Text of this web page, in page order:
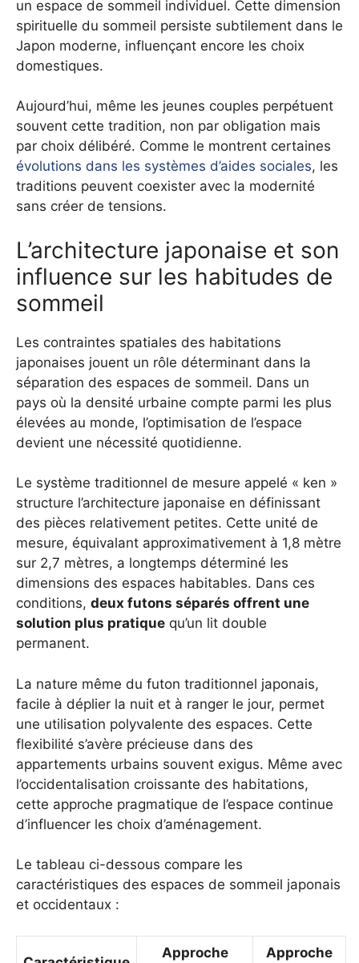
un espace de sommeil individuel. Cette dimension
spirituelle du sommeil persiste subtilement dans le
Japon moderne, influençant encore les choix
domestiques.
Aujourd’hui, même les jeunes couples perpétuent
souvent cette tradition, non par obligation mais
par choix délibéré. Comme le montrent certaines
évolutions dans les systèmes d’aides sociales, les
traditions peuvent coexister avec la modernité
sans créer de tensions.
L’architecture japonaise et son
influence sur les habitudes de
sommeil
Les contraintes spatiales des habitations
japonaises jouent un rôle déterminant dans la
séparation des espaces de sommeil. Dans un
pays où la densité urbaine compte parmi les plus
élevées au monde, l’optimisation de l’espace
devient une nécessité quotidienne.
Le système traditionnel de mesure appelé « ken »
structure l’architecture japonaise en définissant
des pièces relativement petites. Cette unité de
mesure, équivalant approximativement à 1,8 mètre
sur 2,7 mètres, a longtemps déterminé les
dimensions des espaces habitables. Dans ces
conditions, deux futons séparés offrent une
solution plus pratique qu’un lit double
permanent.
La nature même du futon traditionnel japonais,
facile à déplier la nuit et à ranger le jour, permet
une utilisation polyvalente des espaces. Cette
flexibilité s’avère précieuse dans des
appartements urbains souvent exigus. Même avec
l’occidentalisation croissante des habitations,
cette approche pragmatique de l’espace continue
d’influencer les choix d’aménagement.
Le tableau ci-dessous compare les
caractéristiques des espaces de sommeil japonais
et occidentaux :
Approche Approche